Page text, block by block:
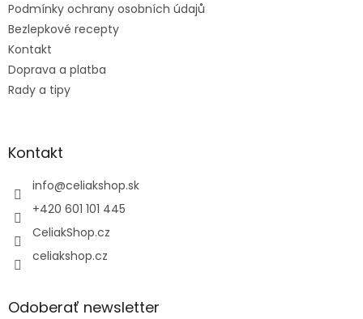
ePodmínky ochrany osobních údajů
Bezlepkové recepty
Kontakt
Doprava a platba
Rady a tipy
Kontakt
info@celiakshop.sk
+420 601 101 445
CeliakShop.cz
celiakshop.cz
Odoberať newsletter